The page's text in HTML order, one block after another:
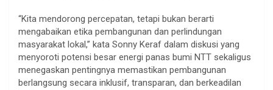
“Kita mendorong percepatan, tetapi bukan berarti
mengabaikan etika pembangunan dan perlindungan
masyarakat lokal,” kata Sonny Keraf dalam diskusi yang
menyoroti potensi besar energi panas bumi NTT sekaligus
menegaskan pentingnya memastikan pembangunan
berlangsung secara inklusif, transparan, dan berkeadilan